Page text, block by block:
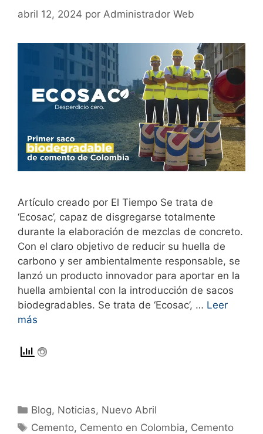
abril 12, 2024 por Administrador Web
Artículo creado por El Tiempo Se trata de
‘Ecosac’, capaz de disgregarse totalmente
durante la elaboración de mezclas de concreto.
Con el claro objetivo de reducir su huella de
carbono y ser ambientalmente responsable, se
lanzó un producto innovador para aportar en la
huella ambiental con la introducción de sacos
biodegradables. Se trata de ‘Ecosac’, … Leer
más
Blog, Noticias, Nuevo Abril
Cemento, Cemento en Colombia, Cemento